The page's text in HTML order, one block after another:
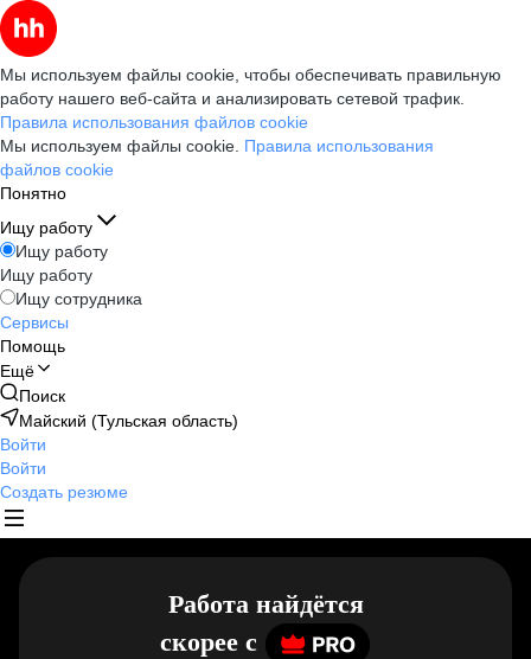
Мы используем файлы cookie, чтобы обеспечивать правильную
работу нашего веб-сайта и анализировать сетевой трафик.
Правила использования файлов cookie
Мы используем файлы cookie. Правила использования
файлов cookie
Понятно
Ищу работу
Ищу работу
Ищу работу
Ищу сотрудника
Сервисы
Помощь
Ещё
Поиск
Майский (Тульская область)
Войти
Войти
Создать резюме
Работа найдётся
скорее c